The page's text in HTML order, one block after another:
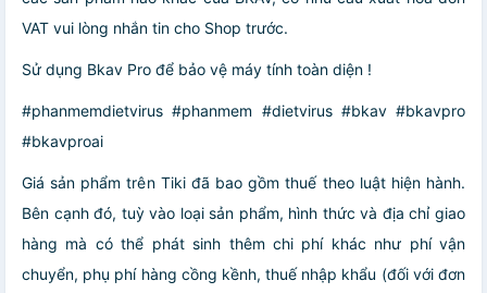
VAT vui lòng nhắn tin cho Shop trước.
Sử dụng Bkav Pro để bảo vệ máy tính toàn diện !
#phanmemdietvirus #phanmem #dietvirus #bkav #bkavpro
#bkavproai
Giá sản phẩm trên Tiki đã bao gồm thuế theo luật hiện hành.
Bên cạnh đó, tuỳ vào loại sản phẩm, hình thức và địa chỉ giao
hàng mà có thể phát sinh thêm chi phí khác như phí vận
chuyển, phụ phí hàng cồng kềnh, thuế nhập khẩu (đối với đơn